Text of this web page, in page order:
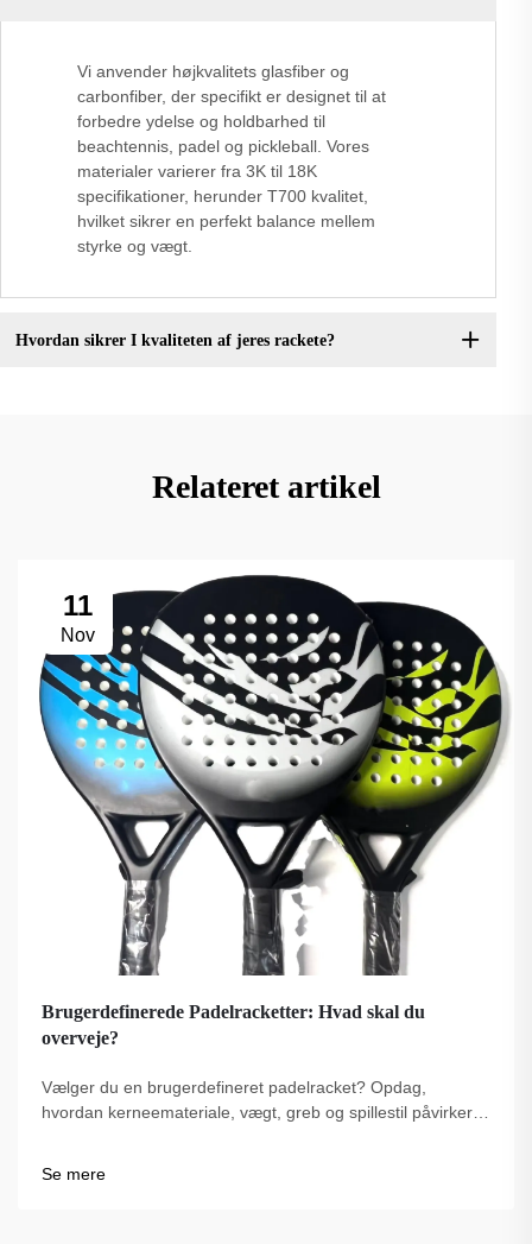
Vi anvender højkvalitets glasfiber og
carbonfiber, der specifikt er designet til at
forbedre ydelse og holdbarhed til
beachtennis, padel og pickleball. Vores
materialer varierer fra 3K til 18K
specifikationer, herunder T700 kvalitet,
hvilket sikrer en perfekt balance mellem
styrke og vægt.
Hvordan sikrer I kvaliteten af jeres rackete?
Relateret artikel
11
Nov
Brugerdefinerede Padelracketter: Hvad skal du
overveje?
Vælger du en brugerdefineret padelracket? Opdag,
hvordan kerneemateriale, vægt, greb og spillestil påvirker
Se mere